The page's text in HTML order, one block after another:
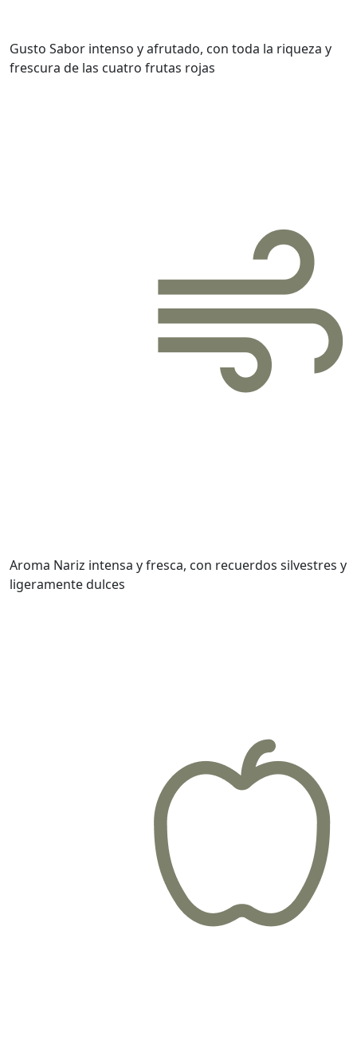
Gusto Sabor intenso y afrutado, con toda la riqueza y
frescura de las cuatro frutas rojas
Aroma Nariz intensa y fresca, con recuerdos silvestres y
ligeramente dulces